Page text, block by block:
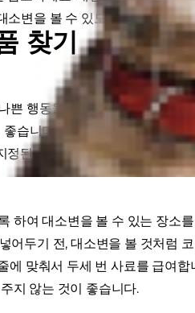
찾기
변을 볼 수 있도록 하는 훈련)에
행동을 하는 것을 막을 수 있
습니다. 집안에서 대소변을 보
정된 공간에서 생활하도록 합니
하여 대소변을 볼 수 있는 장소
어두기 전, 대소변을 볼 것처럼
에 맞춰서 두세 번 사료를 급여합
지 않는 것이 좋습니다.